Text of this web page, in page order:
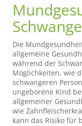
Die
allgemeine
während der
Möglichkeiten, wie
schwangeren
ungeborene Kind
allgemeiner
wie
kann das Risiko für